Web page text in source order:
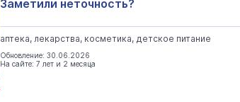
Заметили неточность?
аптека, лекарства, косметика, детское питание
Обновление: 30.06.2026
На сайте: 7 лет и 2 месяца